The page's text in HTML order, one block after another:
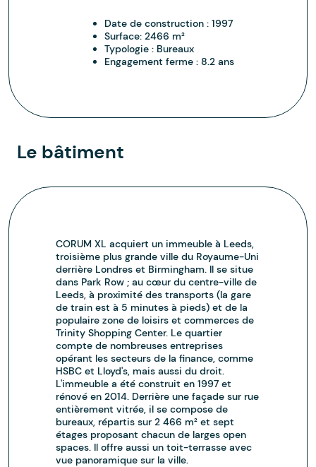
Date de construction : 1997
Surface: 2466 m²
Typologie : Bureaux
Engagement ferme : 8.2 ans
Le bâtiment
CORUM XL acquiert un immeuble à Leeds,
troisième plus grande ville du Royaume-Uni
derrière Londres et Birmingham. Il se situe
dans Park Row ; au cœur du centre-ville de
Leeds, à proximité des transports (la gare
de train est à 5 minutes à pieds) et de la
populaire zone de loisirs et commerces de
Trinity Shopping Center. Le quartier
compte de nombreuses entreprises
opérant les secteurs de la finance, comme
HSBC et Lloyd's, mais aussi du droit.
L'immeuble a été construit en 1997 et
rénové en 2014. Derrière une façade sur rue
entièrement vitrée, il se compose de
bureaux, répartis sur 2 466 m² et sept
étages proposant chacun de larges open
spaces. Il offre aussi un toit-terrasse avec
vue panoramique sur la ville.